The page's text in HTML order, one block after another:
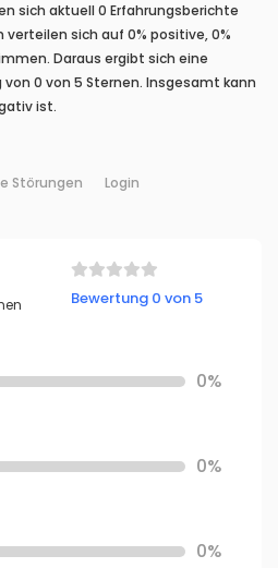
sich aktuell 0 Erfahrungsberichte
verteilen sich auf 0% positive, 0%
Daraus ergibt sich eine
0 von 5 Sternen. Insgesamt kann
ist.
Störungen Login
Bewertung 0 von 5
0%
0%
0%